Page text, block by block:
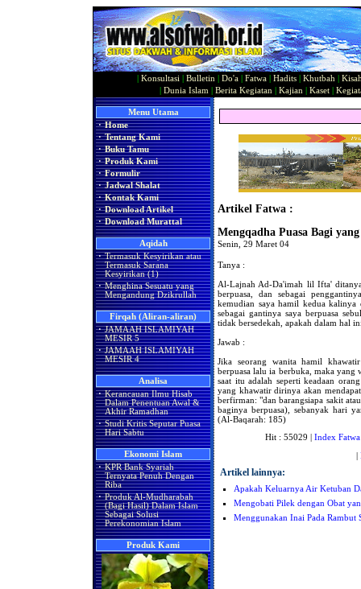
Konsultasi Bulletin Do'a Fatwa Hadits Khutbah
Dunia Islam Berita Kegiatan Kajian Kaset|
Menu Utama
· Home
· Tentang Kami
· Buku Tamu
· Produk Kami
· Formulir
· Jadwal Shalat
· Kontak Kami
· Download Artikel
· Download Murattal
Aqidah
· Termasuk Kesyirikan atau
Termasuk Sarana
Kesyirikan (1)
· Menghina Sesuatu yang
Mengandung Dzikrullah
Firqah (Aliran-aliran)
· JAMAAH ISLAMIYAH
MESIR 5
· JAMAAH ISLAMIYAH
MESIR 4
Analisa
· Kerancauan Ilmu Hisab
Dalam Penentuan Awal &
Akhir Ramadhan
· Studi Kritis Seputar Puasa
Hari Sabtu
Ekonomi Islam
· KPR Bank Syariah
Ternyata Penuh Dengan
Riba
· Produk Al-Mudharabah
(Bagi Hasil) Dalam Islam
Sebagai Solusi
Perekonomian Islam
Produk Kami
Artikel Fatwa :
Mengqadha Puasa Bagi
Senin, 29 Maret 04
Tanya :
Al-Lajnah Ad-Da'imah lil Ifta'
berpuasa, dan sebagai
kemudian saya hamil kedua kalinya
sebagai gantinya saya berpuasa
tidak bersedekah, apakah dalam hal
Jawab :
Jika seorang wanita hamil
berpuasa lalu ia berbuka, maka yang
saat itu adalah seperti keadaan
yang khawatir dirinya akan
berfirman: "dan barangsiapa sakit
baginya berpuasa), sebanyak hari
(Al-Baqarah: 185)
Hit : 55029 | Index Fatwa
|
Artikel lainnya:
Apakah Keluarnya Air Ketuban
Mengobati Pilek dengan Obat
Menggunakan Inai Pada Rambut